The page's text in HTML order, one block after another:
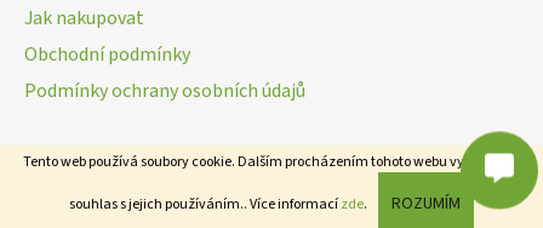
Tento web používá soubory cookie. Dalším procházením tohoto webu vyjadřujete
souhlas s jejich používáním.. Více informacízde. ROZUMÍM
Jak nakupovat
Obchodní podmínky
Podmínky ochrany osobních údajů
Copyright 2026Cannasoul.cz. Všechna práva vyhrazena.